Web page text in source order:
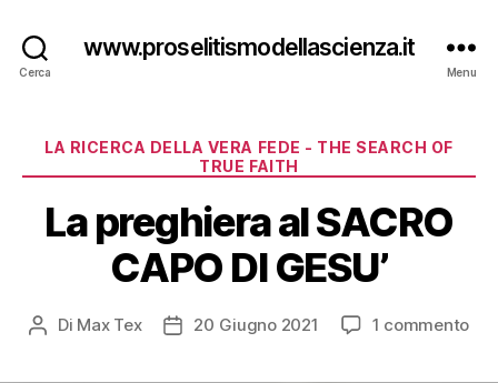
Cerca
www.proselitismodellascienza.it
Menu
Categorie
LA RICERCA DELLA VERA FEDE - THE SEARCH OF
TRUE FAITH
La preghiera al SACRO
CAPO DI GESU’
Autore
Di Max Tex
Data20 Giugno 2021 1 commentosu